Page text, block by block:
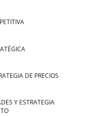
DE PRECIOS
Y ESTRATEGIA